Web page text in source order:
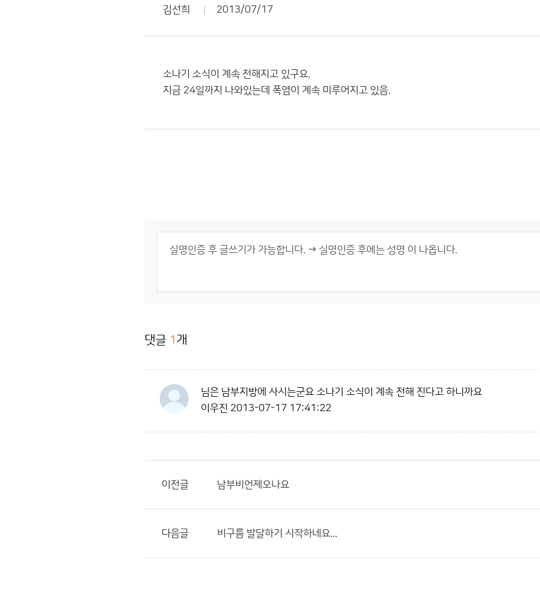
김선희 2013/07/17
소나기 소식이 계속 전해지고 있구요.
지금 24일까지 나와있는데 폭염이 계속 미루어지고 있음.
댓글 1 개
님은 남부지방에 사시는군요 소나기 소식이 계속 전해 진다고 하니까요
이우진 2013-07-17 17:41:22
이전글 남부비언제오나요
다음글 비구름 발달하기 시작하네요...